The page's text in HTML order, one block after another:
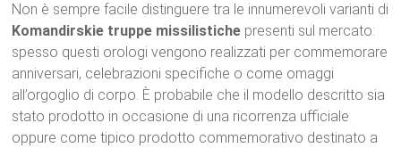
Non è sempre facile distinguere tra le innumerevoli varianti di
Komandirskie truppe missilistiche presenti sul mercato:
spesso questi orologi vengono realizzati per commemorare
anniversari, celebrazioni specifiche o come omaggi
all’orgoglio di corpo. È probabile che il modello descritto sia
stato prodotto in occasione di una ricorrenza ufficiale
oppure come tipico prodotto commemorativo destinato a